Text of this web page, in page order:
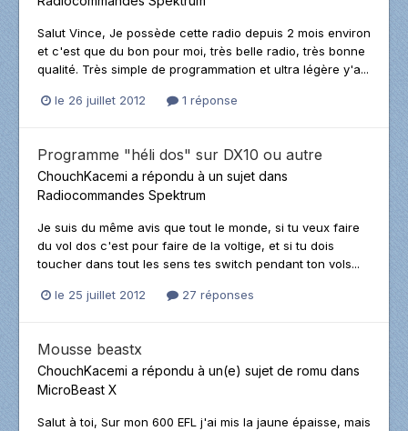
Salut Vince, Je possède cette radio depuis 2 mois environ
et c'est que du bon pour moi, très belle radio, très bonne
qualité. Très simple de programmation et ultra légère y'a...
le 26 juillet 2012 1 réponse
Programme "héli dos" sur DX10 ou autre
ChouchKacemi a répondu à un sujet dans
Radiocommandes Spektrum
Je suis du même avis que tout le monde, si tu veux faire
du vol dos c'est pour faire de la voltige, et si tu dois
toucher dans tout les sens tes switch pendant ton vols...
le 25 juillet 2012 27 réponses
Mousse beastx
ChouchKacemi a répondu à un(e) sujet de romu dans
MicroBeast X
Salut à toi, Sur mon 600 EFL j'ai mis la jaune épaisse, mais